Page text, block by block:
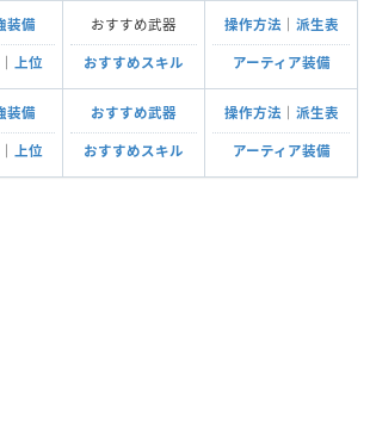
装備
上位
おすすめ武器
おすすめスキル
操作方法 派生表
アーティア装備
装備
上位
おすすめ武器
おすすめスキル
操作方法 派生表
アーティア装備